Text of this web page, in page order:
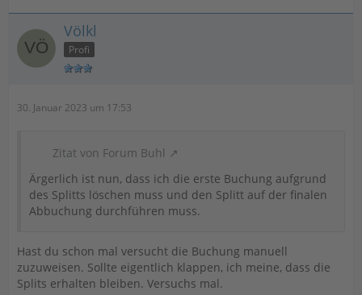
Völkl
Profi
30. Januar 2023 um 17:53
Zitat von Forum Buhl
Ärgerlich ist nun, dass ich die erste Buchung aufgrund
des Splitts löschen muss und den Splitt auf der finalen
Abbuchung durchführen muss.
Hast du schon mal versucht die Buchung manuell
zuzuweisen. Sollte eigentlich klappen, ich meine, dass die
Splits erhalten bleiben. Versuchs mal.